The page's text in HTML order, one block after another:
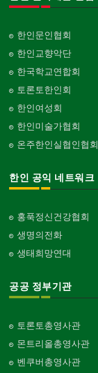
한인문인협회
한인교향악단
한국학교연합회
토론토한인회
한인여성회
한인미술가협회
온주한인실협인협회
한인 공익 네트워크
홍푹정신건강협회
생명의전화
생태희망연대
공공 정부기관
토론토총영사관
몬트리올총영사관
벤쿠버총영사관